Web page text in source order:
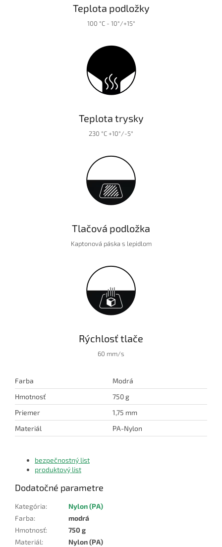
Teplota podložky
100 °C - 10°/+15°
Teplota trysky
230 °C +10°/-5°
Tlačová podložka
Kaptonová páska s lepidlom
Rýchlosť tlače
60 mm/s
Farba
Modrá
Hmotnosť
750 g
Priemer
1,75 mm
Materiál
PA-Nylon
bezpečnostný list
produktový list
Dodatočné parametre
Kategória:
Nylon (PA)
Farba:
modrá
Hmotnosť:
750 g
Materiál:
Nylon (PA)